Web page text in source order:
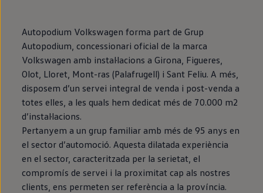
Autopodium Volkswagen forma part de Grup
Autopodium, concessionari oficial de la marca
Volkswagen amb instal·lacions a Girona, Figueres,
Olot, Lloret, Mont-ras (Palafrugell) i Sant Feliu. A més,
disposem d’un servei integral de venda i post-venda a
totes elles, a les quals hem dedicat més de 70.000 m2
d’instal·lacions.
Pertanyem a un grup familiar amb més de 95 anys en
el sector d’automoció. Aquesta dilatada experiència
en el sector, caracteritzada per la serietat, el
compromís de servei i la proximitat cap als nostres
clients, ens permeten ser referència a la província.